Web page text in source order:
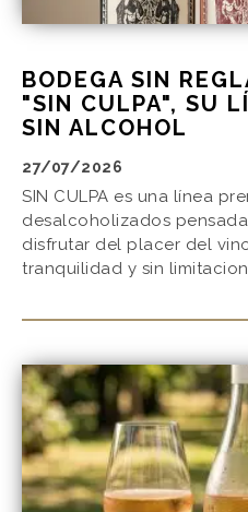
BODEGA SIN
"SIN CULPA", SU
SIN ALCOHOL
27/07/2026
SIN CULPA es una línea
desalcoholizados
disfrutar del placer del
tranquilidad y sin